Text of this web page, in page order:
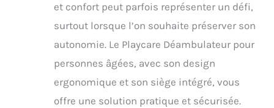
et confort peut parfois représenter un défi,
surtout lorsque l’on souhaite préserver son
autonomie. Le Playcare Déambulateur pour
personnes âgées, avec son design
ergonomique et son siège intégré, vous
offre une solution pratique et sécurisée.